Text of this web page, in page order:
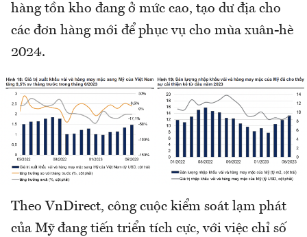
hàng tồn kho đang ở mức cao, tạo dư địa cho
các đơn hàng mới để phục vụ cho mùa xuân-hè
2024.
Theo VnDirect, công cuộc kiểm soát lạm phát
của Mỹ đang tiến triển tích cực, với việc chỉ số